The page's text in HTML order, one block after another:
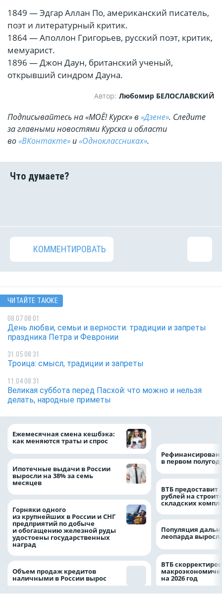
1849 — Эдгар Аллан По, американский писатель,
поэт и литературный критик.
1864 — Аполлон Григорьев, русский поэт, критик,
мемуарист.
1896 — Джон Даун, британский ученый,
открывший синдром Дауна.
Автор: Любомир БЕЛОСЛАВСКИЙ
Подписывайтесь на «МОЁ! Курск» в «Дзене». Cледите
за главными новостями Курска и области
во«ВКонтакте» и«Одноклассниках».
КОММЕНТИРОВАТЬ
ЧИТАЙТЕ ТАКЖЕ
08.07 08:01
День любви, семьи и верности: традиции и запреты
праздника Петра и Февронии
31.05 08:31
Троица: смысл, традиции и запреты
11.04 08:31
Великая суббота перед Пасхой: что можно и нельзя
делать, народные приметы
Ежемесячная смена кешбэка:
как меняются траты и спрос
Ипотечные выдачи в России
выросли на 38% за семь
месяцев
Горняки одного
из крупнейших в России и СНГ
предприятий по добыче
и обогащению железной руды
удостоены государственных
наград
Объем продаж кредитов
наличными в России вырос
в первом
ВТБ предоставит
рублей на
складских
Популяция
леопарда
ВТБ
на 2026 год